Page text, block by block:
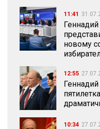
11:41
новому
12:55
10:34